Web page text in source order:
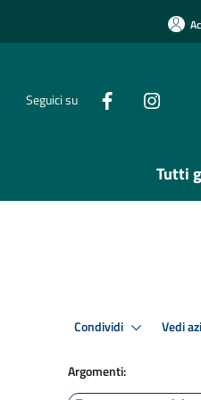
Seguici su
Tutti
Condividi Vedi
Argomenti: